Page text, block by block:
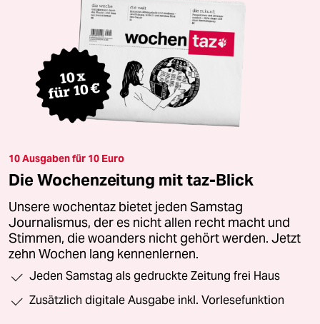
10 Ausgaben für 10 Euro
Die Wochenzeitung mit taz-Blick
Unsere wochentaz bietet jeden Samstag
Journalismus, der es nicht allen recht macht und
Stimmen, die woanders nicht gehört werden. Jetzt
zehn Wochen lang kennenlernen.
Jeden Samstag als gedruckte Zeitung frei Haus
Zusätzlich digitale Ausgabe inkl. Vorlesefunktion